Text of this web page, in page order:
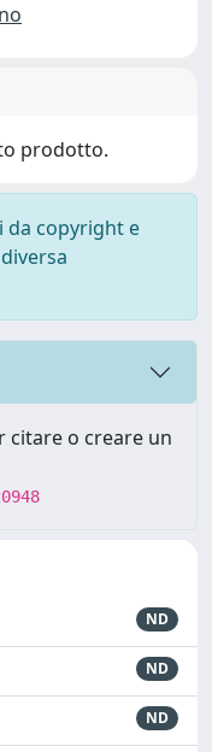
prodotto.
da copyright e
citare o creare un
ND
ND
ND